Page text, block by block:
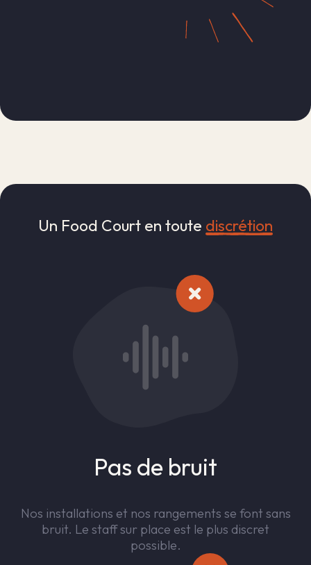
Un Food Court en toute discrétion
Pas de bruit
Nos installations et nos rangements se font sans
bruit. Le staff sur place est le plus discret
possible.